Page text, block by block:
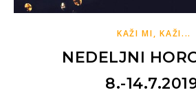
KAŽI MI, KAŽI...
NEDELJNI
8.-